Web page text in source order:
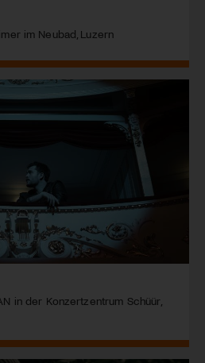
im Neubad, Luzern
in der Konzertzentrum Schüür,